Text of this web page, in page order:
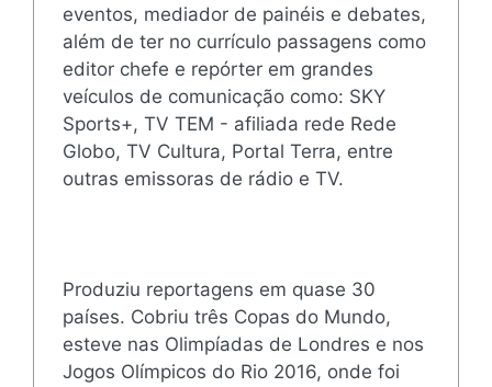
eventos, mediador de painéis e debates,
além de ter no currículo passagens como
editor chefe e repórter em grandes
veículos de comunicação como: SKY
Sports+, TV TEM - afiliada rede Rede
Globo, TV Cultura, Portal Terra, entre
outras emissoras de rádio e TV.
Produziu reportagens em quase 30
países. Cobriu três Copas do Mundo,
esteve nas Olimpíadas de Londres e nos
Jogos Olímpicos do Rio 2016, onde foi